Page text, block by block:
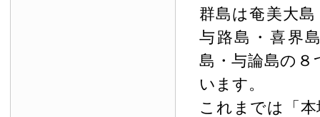
群島は奄美大
与路島・喜界
島・与論島の
います。
これまでは「